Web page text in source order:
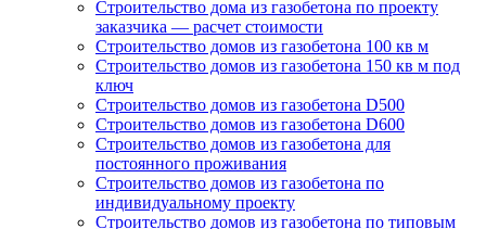
Строительство дома из газобетона по проекту
заказчика — расчет стоимости
Строительство домов из газобетона 100 кв м
Строительство домов из газобетона 150 кв м под
ключ
Строительство домов из газобетона D500
Строительство домов из газобетона D600
Строительство домов из газобетона для
постоянного проживания
Строительство домов из газобетона по
индивидуальному проекту
Строительство домов из газобетона по типовым